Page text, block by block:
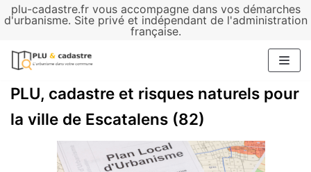
plu-cadastre.fr vous accompagne dans vos démarches
d'urbanisme. Site privé et indépendant de l'administration
française.
Aller
contenu
PLU, cadastre et risques naturels pour
la ville de Escatalens (82)